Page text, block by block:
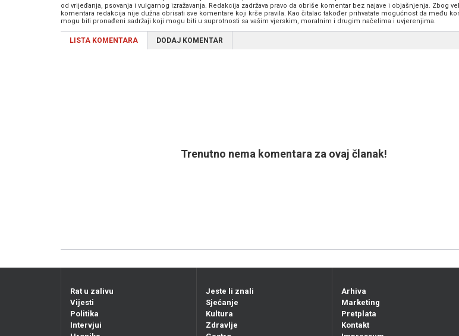
od vrijeđanja, psovanja i vulgarnog izražavanja. Redakcija zadržava pravo da obriše komentar bez najave i objašnjenja. Zbog
komentara redakcija nije dužna obrisati sve komentare koji krše pravila. Kao čitalac također prihvatate mogućnost da među
mogu biti pronađeni sadržaji koji mogu biti u suprotnosti sa vašim vjerskim, moralnim i drugim načelima i uvjerenjima.
LISTA KOMENTARA DODAJ KOMENTAR
Trenutno nema komentara za ovaj članak!
Rat u zalivu
Vijesti
Politika
Intervjui
Jeste li znali
Sjećanje
Kultura
Zdravlje
Arhiva
Marketing
Pretplata
Kontakt